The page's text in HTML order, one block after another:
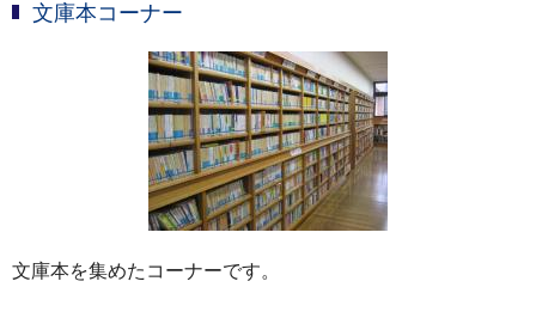
文庫本コーナー
文庫本を集めたコーナーです。